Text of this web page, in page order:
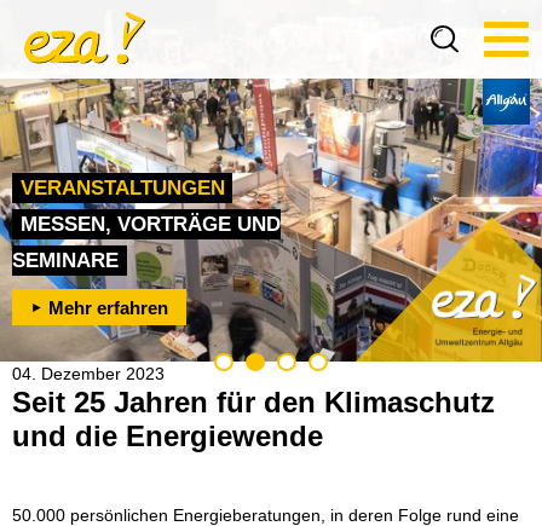
BAU- UND
ENERGIEBERATUNG
Mehr erfahren
VERANSTALTUNGEN
MESSEN, VORTRÄGE UND
SEMINARE
Mehr erfahren
WEITERBILDUNG
KURSE UND FACHSEMINARE
Mehr erfahren
KOMMUNEN UND UNTERNEHMEN
KLIMASCHUTZ LEICHT GEMACHT
Mehr erfahren
04. Dezember 2023
Seit 25 Jahren für den Klimaschutz
und die Energiewende
50.000 persönlichen Energieberatungen, in deren Folge rund eine